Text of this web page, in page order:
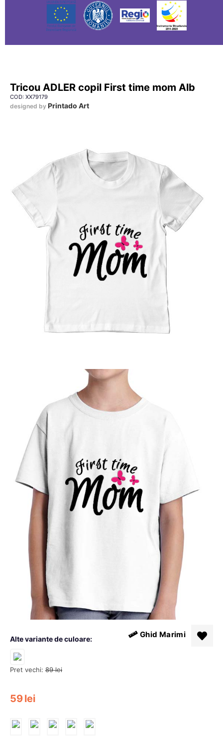
Tricou ADLER copil First time mom Alb
COD: XX79179
designed by Printado Art
Pret vechi: 89 lei
59lei
Alte variante de culoare: Ghid Marimi